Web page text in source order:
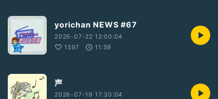
yorichan NEWS #67
2026-07-22 12:00:04
1597
11:59
声
2026-07-19 17:30:04